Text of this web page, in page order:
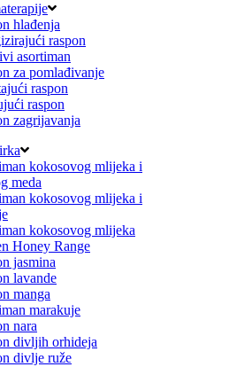
hlađenja
raspon
asortiman
za pomlađivanje
raspon
raspon
zagrijavanja
kokosovog mlijeka i
meda
kokosovog mlijeka i
kokosovog mlijeka
Honey Range
jasmina
lavande
manga
marakuje
nara
divljih orhideja
divlje ruže